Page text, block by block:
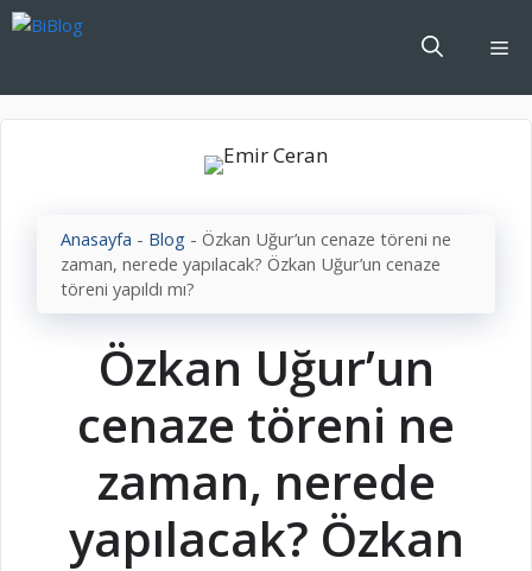
İçeriğe
Anasayfa - Blog - Özkan Uğur’un cenaze töreni ne
zaman, nerede yapılacak? Özkan Uğur’un cenaze
töreni yapıldı mı?
Özkan Uğur’un
cenaze töreni ne
zaman, nerede
yapılacak? Özkan